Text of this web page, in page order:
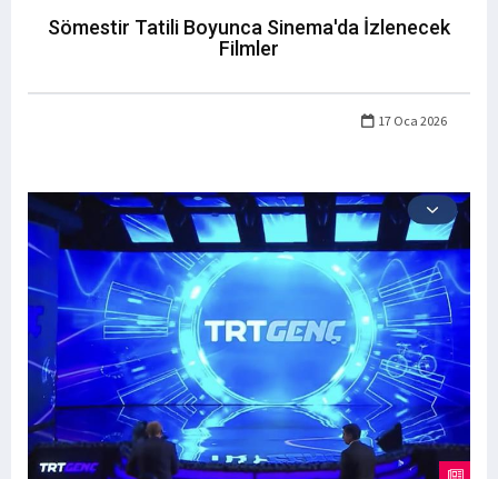
Sömestir Tatili Boyunca Sinema'da İzlenecek
Filmler
17 Oca 2026